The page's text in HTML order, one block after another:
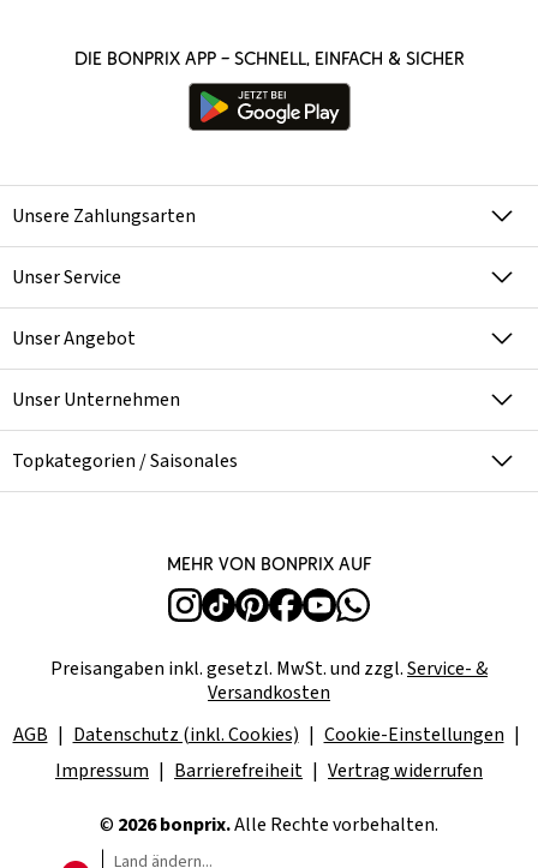
Die bonprix App – schnell, einfach & sicher
Unsere Zahlungsarten
Unser Service
Unser Angebot
Unser Unternehmen
Topkategorien / Saisonales
Mehr von bonprix auf
Preisangaben inkl. gesetzl. MwSt. und zzgl.Service- &
Versandkosten
AGB
Datenschutz (inkl. Cookies)
Cookie-Einstellungen
Impressum
Barrierefreiheit Vertrag widerrufen
© 2026 bonprix.Alle Rechte vorbehalten.
Land ändern...